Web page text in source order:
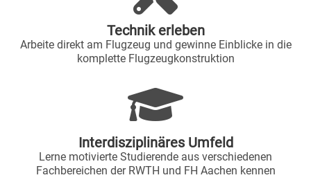
Technik erleben
Arbeite direkt am Flugzeug und gewinne Einblicke in die
komplette Flugzeugkonstruktion
Interdisziplinäres Umfeld
Lerne motivierte Studierende aus verschiedenen
Fachbereichen der RWTH und FH Aachen kennen